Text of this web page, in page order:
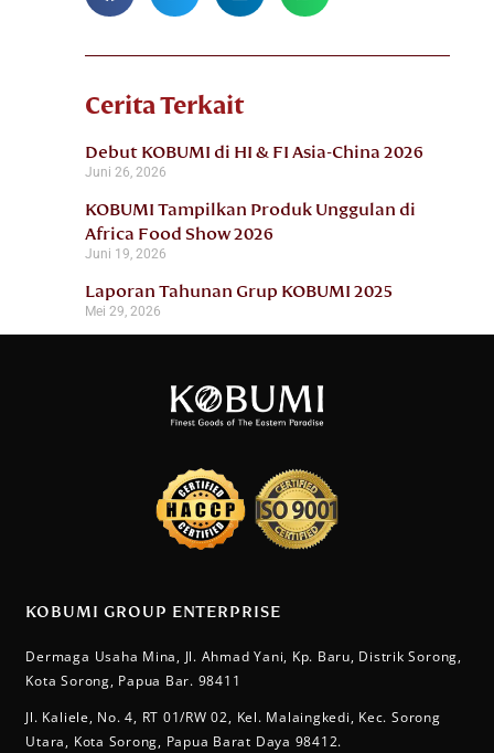
Cerita Terkait
Debut KOBUMI di HI & FI Asia-China 2026
Juni 26, 2026
KOBUMI Tampilkan Produk Unggulan di
Africa Food Show 2026
Juni 19, 2026
Laporan Tahunan Grup KOBUMI 2025
Mei 29, 2026
KOBUMI GROUP ENTERPRISE
Dermaga Usaha Mina, Jl. Ahmad Yani, Kp. Baru, Distrik Sorong,
Kota Sorong, Papua Bar. 98411
Jl. Kaliele, No. 4, RT 01/RW 02, Kel. Malaingkedi, Kec. Sorong
Utara, Kota Sorong, Papua Barat Daya 98412.